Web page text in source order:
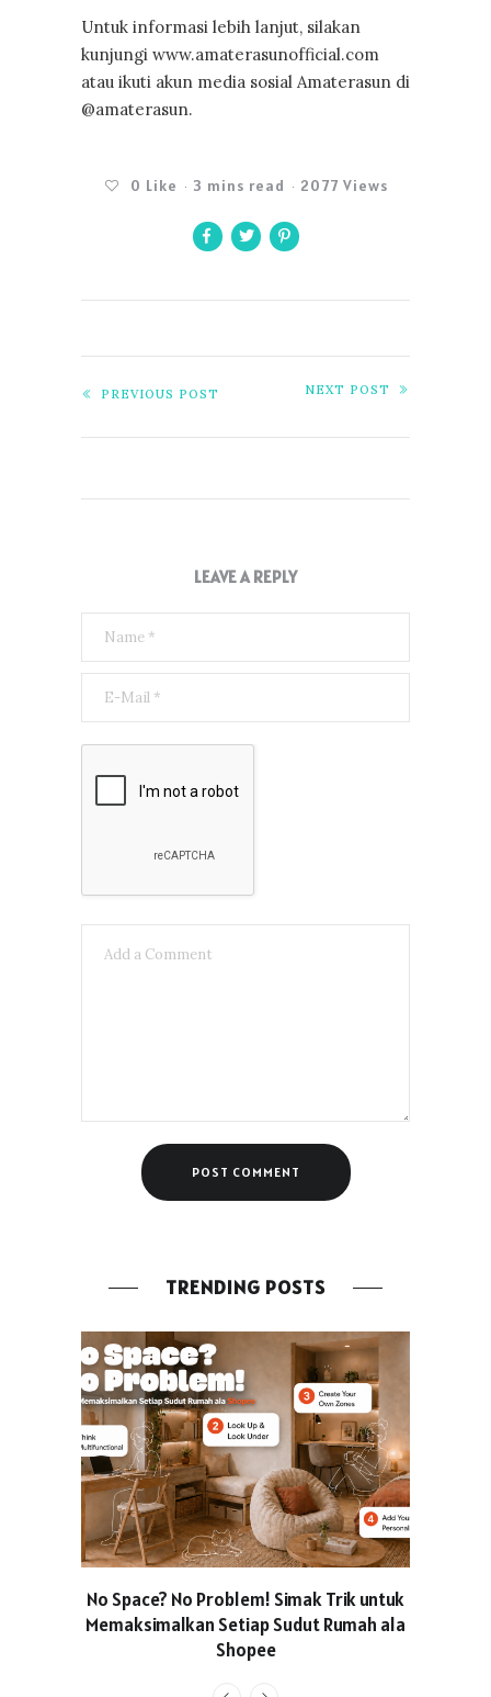
Untuk informasi lebih lanjut, silakan
kunjungi www.amaterasunofficial.com
atau ikuti akun media sosial Amaterasun di
@amaterasun.
0 Like 3 mins read 2077 Views
PREVIOUS POST NEXT POST
LEAVE A REPLY
TRENDING POSTS
No Space? No Problem! Simak Trik untuk
Memaksimalkan Setiap Sudut Rumah ala
Shopee